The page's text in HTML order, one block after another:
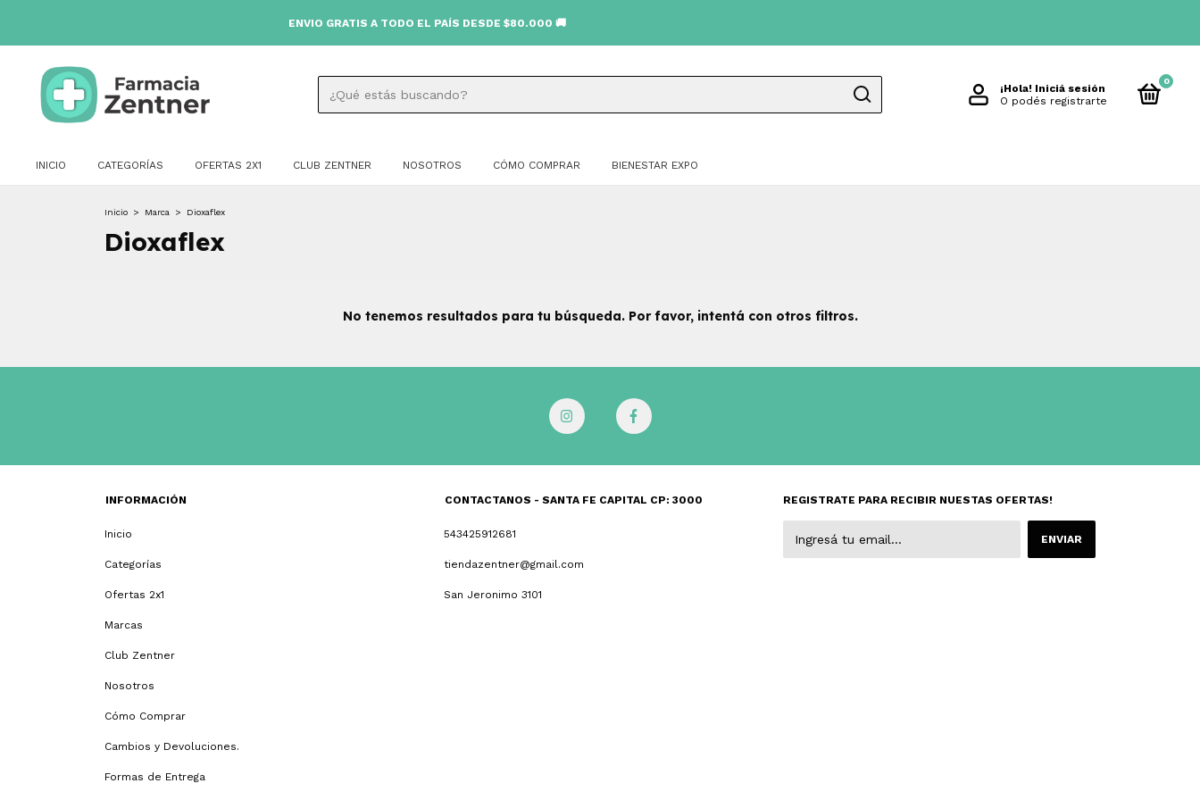
ENVIO GRATIS A TODO EL PAÍS DESDE $80.000 🚚
¡Hola! Iniciá sesión
O podés registrarte
0
INICIO CATEGORÍAS OFERTAS 2X1 CLUB ZENTNER NOSOTROS CÓMO COMPRAR BIENESTAR EXPO
Inicio > Marca > Dioxaflex
Dioxaflex
No tenemos resultados para tu búsqueda. Por favor, intentá con otros filtros.
INFORMACIÓN
Inicio
Categorías
Ofertas 2x1
Marcas
Club Zentner
Nosotros
Cómo Comprar
Cambios y Devoluciones.
Formas de Entrega
CONTACTANOS - SANTA FE CAPITAL CP: 3000
543425912681
tiendazentner@gmail.com
San Jeronimo 3101
REGISTRATE PARA RECIBIR NUESTAS OFERTAS!